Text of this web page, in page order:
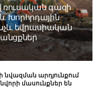
գազի
Խորհրդային
եվրասիական
արդյունքում
մասունքներ են